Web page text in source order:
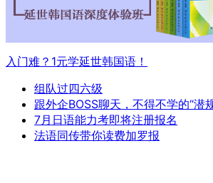
入门难？1元学延世韩国语！
组队过四六级
跟外企BOSS聊天，不得不学的“潜
7月日语能力考即将注册报名
法语同传带你读费加罗报